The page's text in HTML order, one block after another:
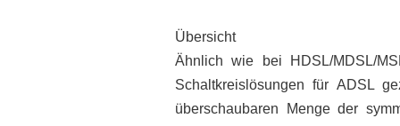
Übersicht
Ähnlich wie bei HDSL/MDSL/
Schaltkreislösungen für ADSL
überschaubaren Menge der